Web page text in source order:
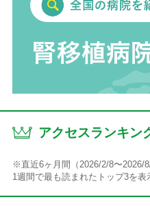
アクセスランキン
※直近6ヶ月間（2026/2/8〜2026/
1週間で最も読まれたトップ3を表